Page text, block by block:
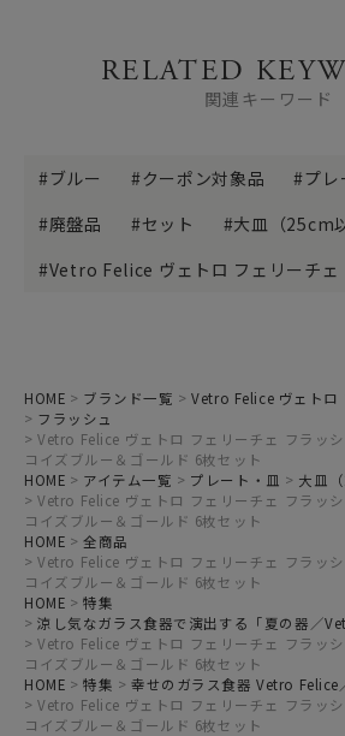
RELATED
関連キーワード
ブルー クーポン対象品
プレ
廃盤品
セット 大皿（25cm
Vetro Felice ヴェトロ フェリーチェ
HOME ブランド一覧
Vetro Felice ヴェトロ
フラッシュ
Vetro Felice ヴェトロ フェリーチェ フラッ
コイズブルー＆ゴールド 6枚セット
HOME
アイテム一覧 プレート・皿
大皿（
Vetro Felice ヴェトロ フェリーチェ フラッ
コイズブルー＆ゴールド 6枚セット
HOME
全商品
Vetro Felice ヴェトロ フェリーチェ フラッ
コイズブルー＆ゴールド 6枚セット
HOME
特集
涼し気なガラス食器で演出する「夏の器／
Vetro Felice ヴェトロ フェリーチェ フラッ
コイズブルー＆ゴールド 6枚セット
HOME
特集
幸せのガラス食器 Vetro Felice
Vetro Felice ヴェトロ フェリーチェ フラッ
コイズブルー＆ゴールド 6枚セット